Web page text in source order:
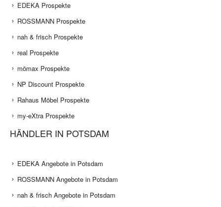
EDEKA Prospekte
ROSSMANN Prospekte
nah & frisch Prospekte
real Prospekte
mömax Prospekte
NP Discount Prospekte
Rahaus Möbel Prospekte
my-eXtra Prospekte
HÄNDLER IN POTSDAM
EDEKA Angebote in Potsdam
ROSSMANN Angebote in Potsdam
nah & frisch Angebote in Potsdam